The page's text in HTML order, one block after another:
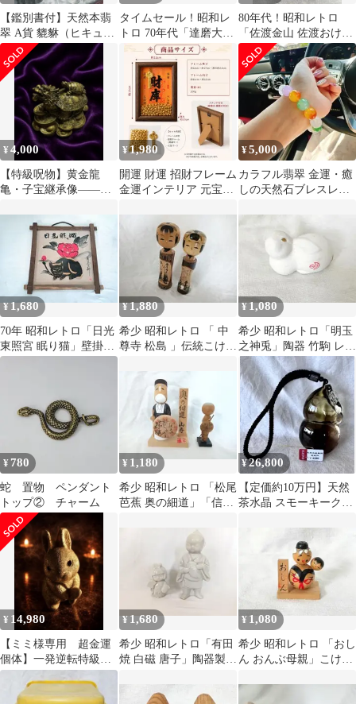
【鑑別書付】天然本翡
翠 A貨 貔貅（ヒキュ
ウ）彫刻ペンダント 氷
糯種 縁起物
タイムセール！昭和レ
トロ 70年代「達磨大師
少林山達磨寺 」群馬県
高崎4セット
80年代！昭和レトロ
「佐渡金山 佐渡おけさ
」ヴィンテージ レア
¥4,000
【特級呪物】黄金龍
亀・子宝継承像——財
¥1,980
開運 財運 招財フレーム
金運インテリア 元宝付
¥5,000
カラフル翡翠 金運・癒
しの天然石ブレスレッ
¥1,680
70年 昭和レトロ「日光
東照宮 眠り猫」壁掛け
レア 貴重 希少
¥1,880
希少 昭和レトロ 「 中
尊寺 松島 」伝統こけし
¥1,080
希少 昭和レトロ「明玉
之神兎」陶器 竹駒 レア
貴重 ヴィンテージ
¥ 780
蛇 置物 ペンダント
トップ② チャーム
¥ 1,180
希少 昭和レトロ 「松尾
芭蕉 奥の細道」「信濃
¥26,800
【定価約10万円】天然
茶水晶 スモーキークォ
¥ 14,980
【ミミ様専用 超金運
個体】一発逆転特級呪
物 チョウピラコ宿り
金兎億財招来
¥ 1,680
希少 昭和レトロ「有田
焼 白磁 唐子」陶器製
¥ 1,080
希少 昭和レトロ 「おし
ん おんぶ母親」こけし